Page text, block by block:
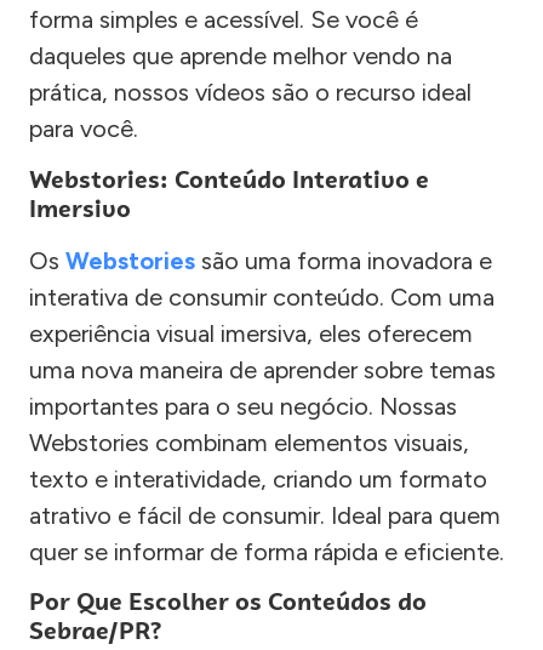
forma simples e acessível. Se você é
daqueles que aprende melhor vendo na
prática, nossos vídeos são o recurso ideal
para você.
Webstories: Conteúdo Interativo e
Imersivo
Os Webstories são uma forma inovadora e
interativa de consumir conteúdo. Com uma
experiência visual imersiva, eles oferecem
uma nova maneira de aprender sobre temas
importantes para o seu negócio. Nossas
Webstories combinam elementos visuais,
texto e interatividade, criando um formato
atrativo e fácil de consumir. Ideal para quem
quer se informar de forma rápida e eficiente.
Por Que Escolher os Conteúdos do
Sebrae/PR?